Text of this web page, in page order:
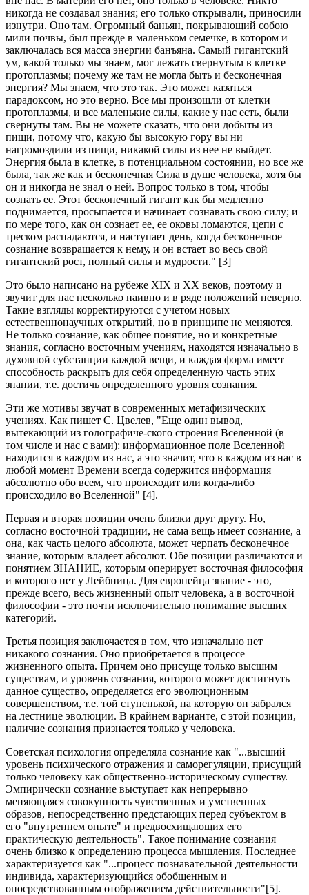
никогда не создавал знания; его только открывали, приносили
изнутри. Оно там. Огромный баньян, покрывающий собою
мили почвы, был прежде в маленьком семечке, в котором и
заключалась вся масса энергии банъяна. Самый гигантский
ум, какой только мы знаем, мог лежать свернутым в клетке
протоплазмы; почему же там не могла быть и бесконечная
энергия? Мы знаем, что это так. Это может казаться
парадоксом, но это верно. Все мы произошли от клетки
протоплазмы, и все маленькие силы, какие у нас есть, были
свернуты там. Вы не можете сказать, что они добыты из
пищи, потому что, какую бы высокую гору вы ни
нагромоздили из пищи, никакой силы из нее не выйдет.
Энергия была в клетке, в потенциальном состоянии, но все же
была, так же как и бесконечная Сила в душе человека, хотя бы
он и никогда не знал о ней. Вопрос только в том, чтобы
сознать ее. Этот бесконечный гигант как бы медленно
поднимается, просыпается и начинает сознавать свою силу; и
по мере того, как он сознает ее, ее оковы ломаются, цепи с
треском распадаются, и наступает день, когда бесконечное
сознание возвращается к нему, и он встает во весь свой
гигантский рост, полный силы и мудрости." [3]
Это было написано на рубеже XIX и XX веков, поэтому и
звучит для нас несколько наивно и в ряде положений неверно.
Такие взгляды корректируются с учетом новых
естественнонаучных открытий, но в принципе не меняются.
Не только сознание, как общее понятие, но и конкретные
знания, согласно восточным учениям, находятся изначально в
духовной субстанции каждой вещи, и каждая форма имеет
способность раскрыть для себя определенную часть этих
знании, т.е. достичь определенного уровня сознания.
Эти же мотивы звучат в современных метафизических
учениях. Как пишет С. Цвелев, "Еще один вывод,
вытекающий из голографиче-ского строения Вселенной (в
том числе и нас с вами): информационное поле Вселенной
находится в каждом из нас, а это значит, что в каждом из нас в
любой момент Времени всегда содержится информация
абсолютно обо всем, что происходит или когда-либо
происходило во Вселенной" [4].
Первая и вторая позиции очень близки друг другу. Но,
согласно восточной традиции, не сама вещь имеет сознание, а
она, как часть целого абсолюта, может черпать бесконечное
знание, которым владеет абсолют. Обе позиции различаются и
понятием ЗНАНИЕ, которым оперирует восточная философия
и которого нет у Лейбница. Для европейца знание - это,
прежде всего, весь жизненный опыт человека, а в восточной
философии - это почти исключительно понимание высших
категорий.
Третья позиция заключается в том, что изначально нет
никакого сознания. Оно приобретается в процессе
жизненного опыта. Причем оно присуще только высшим
существам, и уровень сознания, которого может достигнуть
данное существо, определяется его эволюционным
совершенством, т.е. той ступенькой, на которую он забрался
на лестнице эволюции. В крайнем варианте, с этой позиции,
наличие сознания признается только у человека.
Советская психология определяла сознание как "...высший
уровень психического отражения и саморегуляции, присущий
только человеку как общественно-историческому существу.
Эмпирически сознание выступает как непрерывно
меняющаяся совокупность чувственных и умственных
образов, непосредственно предстающих перед субъектом в
его "внутреннем опыте" и предвосхищающих его
практическую деятельность". Такое понимание сознания
очень близко к определению процесса мышления. Последнее
характеризуется как "...процесс познавательной деятельности
индивида, характеризующийся обобщенным и
опосредствованным отображением действительности"[5].